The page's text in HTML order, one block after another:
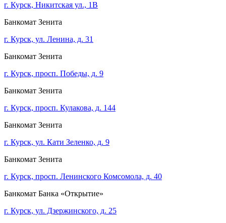
г. Курск, Никитская ул., 1В
Банкомат Зенита
г. Курск, ул. Ленина, д. 31
Банкомат Зенита
г. Курск, просп. Победы, д. 9
Банкомат Зенита
г. Курск, просп. Кулакова, д. 144
Банкомат Зенита
г. Курск, ул. Кати Зеленко, д. 9
Банкомат Зенита
г. Курск, просп. Ленинского Комсомола, д. 40
Банкомат Банка «Открытие»
г. Курск, ул. Дзержинского, д. 25